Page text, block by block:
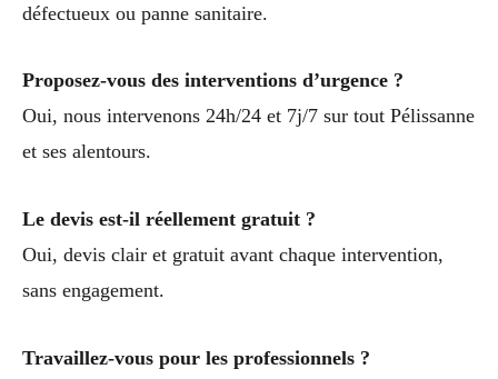
défectueux ou panne sanitaire.
Proposez-vous des interventions d’urgence ?
Oui, nous intervenons 24h/24 et 7j/7 sur tout Pélissanne
et ses alentours.
Le devis est-il réellement gratuit ?
Oui, devis clair et gratuit avant chaque intervention,
sans engagement.
Travaillez-vous pour les professionnels ?